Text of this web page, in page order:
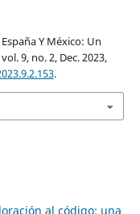
Y México: Un
vol. 9, no. 2, Dec. 2023,
.
al código: una